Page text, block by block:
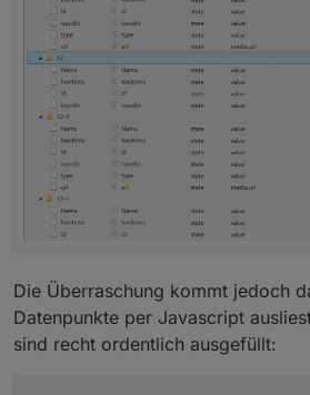
Die Überraschung kommt jedoch
Datenpunkte per Javascript
sind recht ordentlich ausgefüllt: